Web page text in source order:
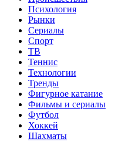
Психология
Рынки
Сериалы
Спорт
ТВ
Теннис
Технологии
Тренды
Фигурное катание
Фильмы и сериалы
Футбол
Хоккей
Шахматы